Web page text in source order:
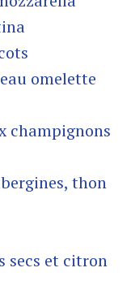
omelette
champignons
thon
secs et citron